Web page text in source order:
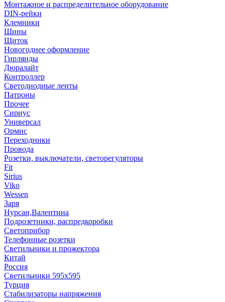
Монтажное и распределительное оборудование
DIN-рейки
Клемники
Шины
Щиток
Новогоднее оформление
Гирлянды
Дюралайт
Контроллер
Светодиодные ленты
Патроны
Прочее
Сириус
Универсал
Ормис
Переходники
Провода
Розетки, выключатели, светорегуляторы
Fit
Sirius
Viko
Wessen
Заря
Нурсан,Валентина
Подрозетники, распредкоробки
Светоприбор
Телефонные розетки
Светильники и прожектора
Китай
Россия
Светильники 595х595
Турция
Стабилизаторы напряжения